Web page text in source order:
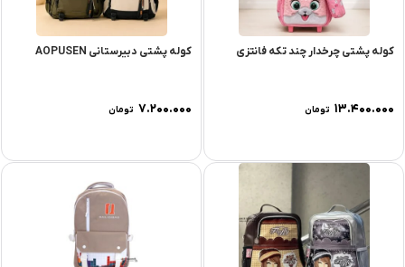
کوله پشتی چرخدار چند تکه فانتزی
۱۳.۴۰۰.۰۰۰ تومان
کوله پشتی دبیرستانی AOPUSEN
۷.۲۰۰.۰۰۰ تومان